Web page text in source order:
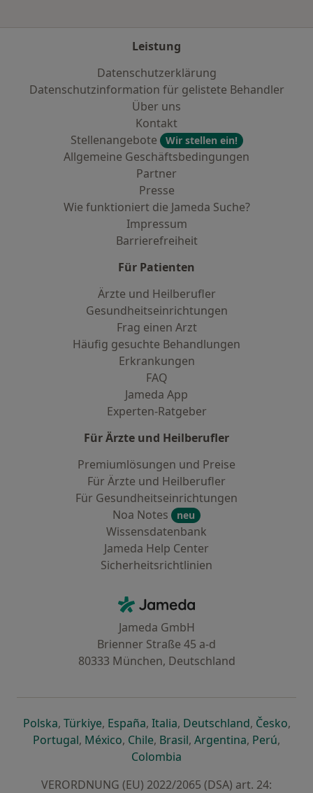
Leistung
Datenschutzerklärung
Datenschutzinformation für gelistete Behandler
Über uns
Kontakt
Stellenangebote
Wir stellen ein!
Allgemeine Geschäftsbedingungen
Partner
Presse
Wie funktioniert die Jameda Suche?
Impressum
Barrierefreiheit
Für Patienten
Ärzte und Heilberufler
Gesundheitseinrichtungen
Frag einen Arzt
Häufig gesuchte Behandlungen
Erkrankungen
FAQ
Jameda App
Experten-Ratgeber
Für Ärzte und Heilberufler
Premiumlösungen und Preise
Für Ärzte und Heilberufler
Für Gesundheitseinrichtungen
Noa Notes
neu
Wissensdatenbank
Jameda Help Center
Sicherheitsrichtlinien
Jameda - Startseite
Jameda GmbH
Brienner Straße 45 a-d
80333 München, Deutschland
Polskaöffnet in einer neuen Registerkarte
, Türkiyeöffnet in einer neuen Registerkarte
, Españaöffnet in einer neuen
, Italiaöffnet in einer neuen
, Deutschlandöffnet in
, Česko,
Portugalöffnet in einer neuen Registerkarte
, Méxicoöffnet in einer neuen Registerkarte
, Chileöffnet in einer neuen
, Brasilöffnet in einer neuen
, Argentinaöffnet in
, Perúöffnet
,
Colombia
VERORDNUNG (EU) 2022/2065 (DSA) art. 24: